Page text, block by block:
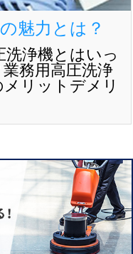
魅力とは？
洗浄機とはいっ
務用高圧洗浄
リットデメリ